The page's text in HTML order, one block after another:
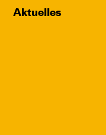
Aktuelles